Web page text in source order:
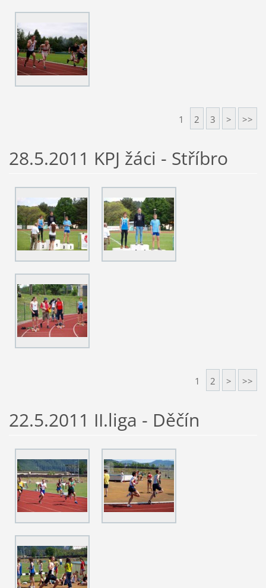
1 2 3 > >>
28.5.2011 KPJ žáci - Stříbro
1 2 > >>
22.5.2011 II.liga - Děčín